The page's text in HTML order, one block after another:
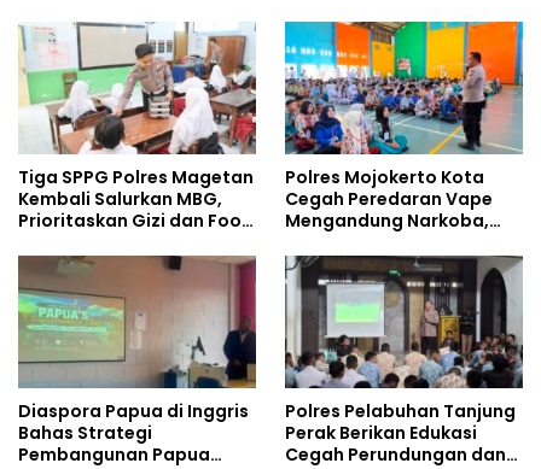
Tiga SPPG Polres Magetan
Kembali Salurkan MBG,
Prioritaskan Gizi dan Food
Polres Mojokerto Kota
Cegah Peredaran Vape
Mengandung Narkoba,
Kalangan Remaja
Diaspora Papua di Inggris
Bahas Strategi
Pembangunan Papua
Polres Pelabuhan Tanjung
Perak Berikan Edukasi
Cegah Perundungan dan